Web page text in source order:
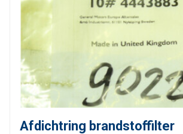
Afdichtring brandstoffilter